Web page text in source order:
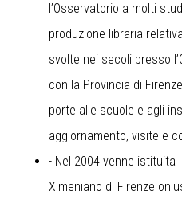
l’Osservatorio a molti
produzione libraria
svolte nei secoli presso
con la Provincia di
porte alle scuole e agli
aggiornamento, visite e
- Nel 2004 venne istituita
Ximeniano di Firenze